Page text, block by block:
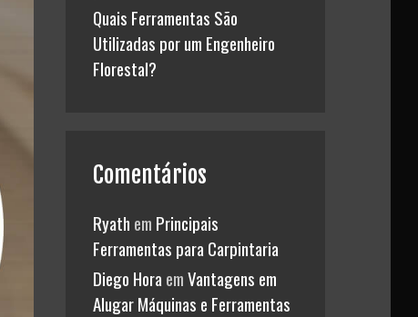
Quais Ferramentas São
Utilizadas por um Engenheiro
Florestal?
Comentários
Ryath em Principais
Ferramentas para Carpintaria
Diego Hora emVantagens em
Alugar Máquinas e Ferramentas